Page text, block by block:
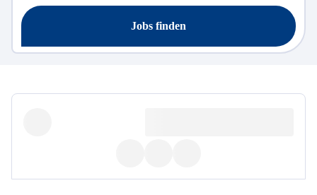
Jobs finden